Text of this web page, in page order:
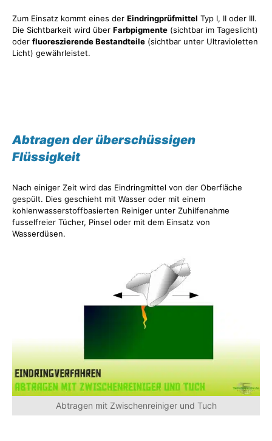
Zum Einsatz kommt eines der Eindringprüfmittel Typ I, II oder III.
Die Sichtbarkeit wird über Farbpigmente (sichtbar im Tageslicht)
oder fluoreszierende Bestandteile (sichtbar unter Ultravioletten
Licht) gewährleistet.
Abtragen der überschüssigen
Flüssigkeit
Nach einiger Zeit wird das Eindringmittel von der Oberfläche
gespült. Dies geschieht mit Wasser oder mit einem
kohlenwasserstoffbasierten Reiniger unter Zuhilfenahme
fusselfreier Tücher, Pinsel oder mit dem Einsatz von
Wasserdüsen.
Abtragen mit Zwischenreiniger und Tuch